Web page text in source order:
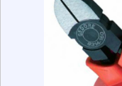
desgaste, como
desgastadas.
componentes estão
de segurança. Se
realizar a